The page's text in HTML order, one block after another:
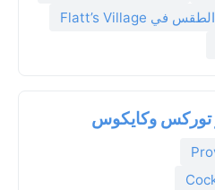
الطقس في Flatt’s Village